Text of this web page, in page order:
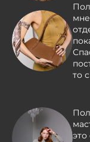
то